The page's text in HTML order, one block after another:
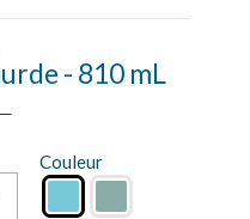
- 810 mL
Couleur